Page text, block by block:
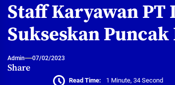
Staff Karyawan
Sukseskan
Admin 07/02/2023
Share
Read Time: 1 Minute, 34 Second